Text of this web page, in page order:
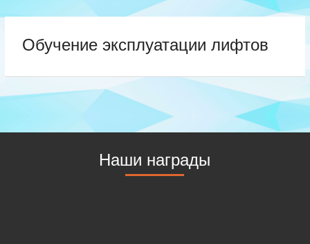
Обучение эксплуатации лифтов
Наши награды